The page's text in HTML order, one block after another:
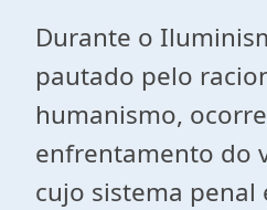
Durante o
pautado pelo
humanismo,
enfrentamento do
cujo sistema penal